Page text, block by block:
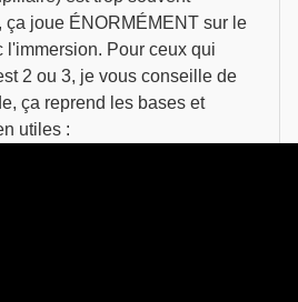
ça joue ÉNORMÉMENT sur le
l'immersion. Pour ceux qui
2 ou 3, je vous conseille de
ça reprend les bases et
utiles :